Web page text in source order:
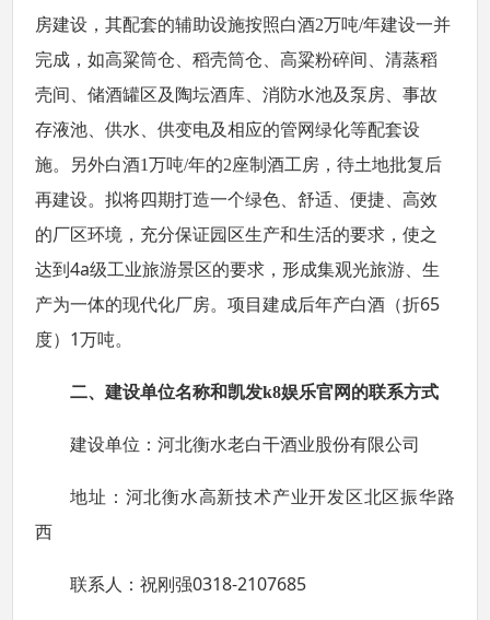
房建设，其配套的辅助设施按照白酒2万吨/年建设一并
完成，如高粱筒仓、稻壳筒仓、高粱粉碎间、清蒸稻
壳间、储酒罐区及陶坛酒库、消防水池及泵房、事故
存液池、供水、供变电及相应的管网绿化等配套设
施。另外白酒1万吨/年的2座制酒工房，待土地批复后
再建设。拟将四期打造一个绿色、舒适、便捷、高效
的厂区环境，充分保证园区生产和生活的要求，使之
达到4a级工业旅游景区的要求，形成集观光旅游、生
产为一体的现代化厂房。项目建成后年产白酒（折65
度） 1万吨。
二、建设单位名称和凯发k8娱乐官网的联系方式
建设单位：河北衡水老白干酒业股份有限公司
地址： 河北衡水高新技术产业开发区北区振华路
西
联系人：祝刚强0318-2107685